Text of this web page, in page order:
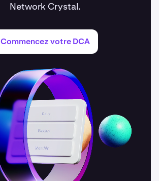
Network Crystal.
Commencez votre DCA